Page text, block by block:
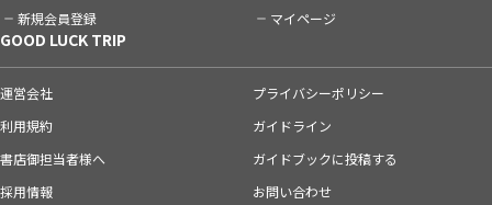
新規会員登録 マイページ
GOOD LUCK TRIP
運営会社
プライバシーポリシー
利用規約
ガイドライン
書店御担当者様へ
ガイドブックに投稿する
採用情報
お問い合わせ